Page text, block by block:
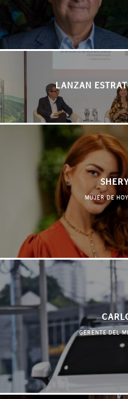
LANZAN
MUJER DE HOY
GERENTE DEL